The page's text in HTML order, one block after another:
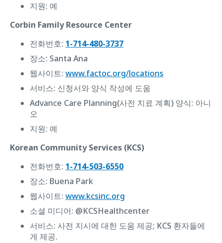
지원: 예
Corbin Family Resource Center
전화번호: 1-714-480-3737
장소: Santa Ana
웹사이트: www.factoc.org/locations
서비스: 신청서와 양식 작성에 도움
Advance Care Planning(사전 치료 계획) 양식: ‌아니
오
지원: 예
Korean Community Services (KCS)
전화번호: 1-714-503-6550
장소: Buena Park
웹사이트: www.kcsinc.org
소셜 미디어: @KCSHealthcenter
서비스: 사전 지시에 대한 도움 제공; KCS 환자들에
게 제공.